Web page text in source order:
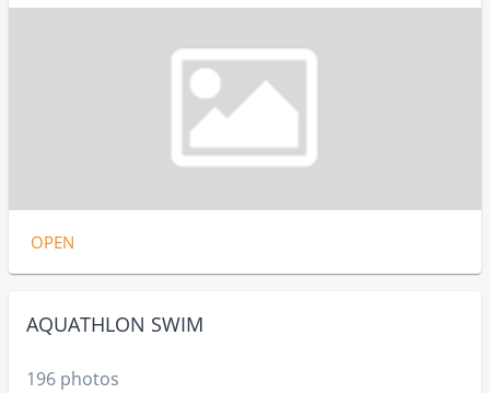
OPEN
AQUATHLON SWIM
196 photos